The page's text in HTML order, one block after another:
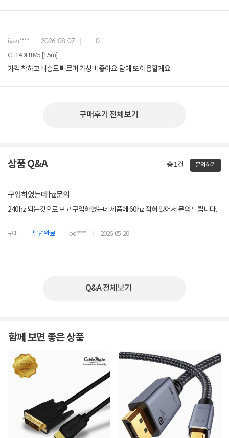
ivan**** 2026-08-07 0
CH14DH1M5 [1.5m]
가격 착하고 배송도 빠르며 가성비 좋아요. 담에 또 이용할게요.
구매후기 전체보기
상품 Q&A 총 1건 문의하기
구입하였는데 hz문의
240hz 되는것으로 보고 구입하였는데 제품에 60hz 적혀 있어서 문의 드립니다.
이 되어 있는 것은 확인하였습니다.
구매 답변완료 bo**** 2026-05-20
Q&A 전체보기
함께 보면 좋은 상품